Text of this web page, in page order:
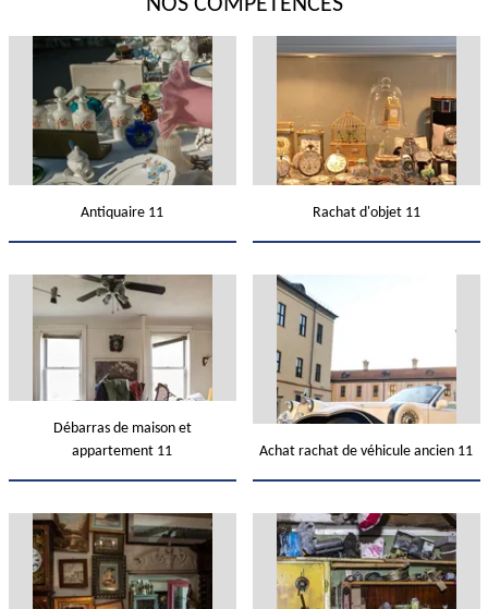
Antiquaire 11 Rachat d'objet 11
Débarras de maison et
appartement 11
Achat rachat de véhicule ancien 11